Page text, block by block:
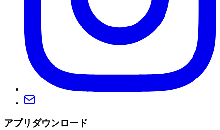
アプリダウンロード